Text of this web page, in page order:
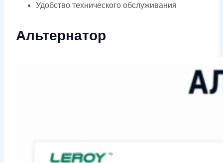
Удобство технического обслуживания
Альтернатор